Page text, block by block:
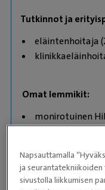
Tutkinnot ja
eläintenhoitaja
Omat lemmikit:
monirotuinen
kotikissa Manu
kuningaspyton
Napsauttamalla
ja
sivustolla liikkumisen